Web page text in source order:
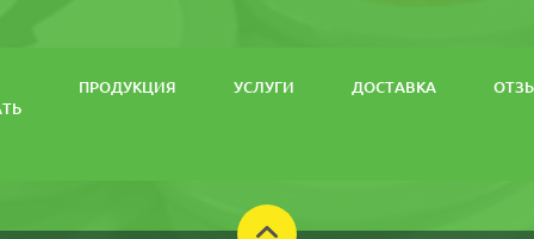
ПРОДУКЦИЯ УСЛУГИ ДОСТАВКА